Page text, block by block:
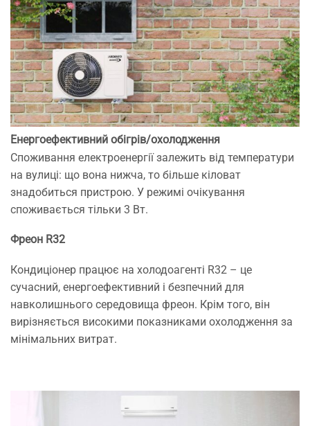
Енергоефективний обігрів/охолодження
Споживання електроенергії залежить від температури
на вулиці: що вона нижча, то більше кіловат
знадобиться пристрою. У режимі очікування
споживається тільки 3 Вт.
Фреон R32
Кондиціонер працює на холодоагенті R32 – це
сучасний, енергоефективний і безпечний для
навколишнього середовища фреон. Крім того, він
вирізняється високими показниками охолодження за
мінімальних витрат.